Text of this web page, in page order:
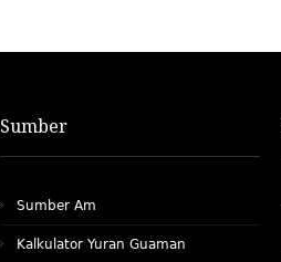
Sumber
Sumber Am
Kalkulator Yuran Guaman